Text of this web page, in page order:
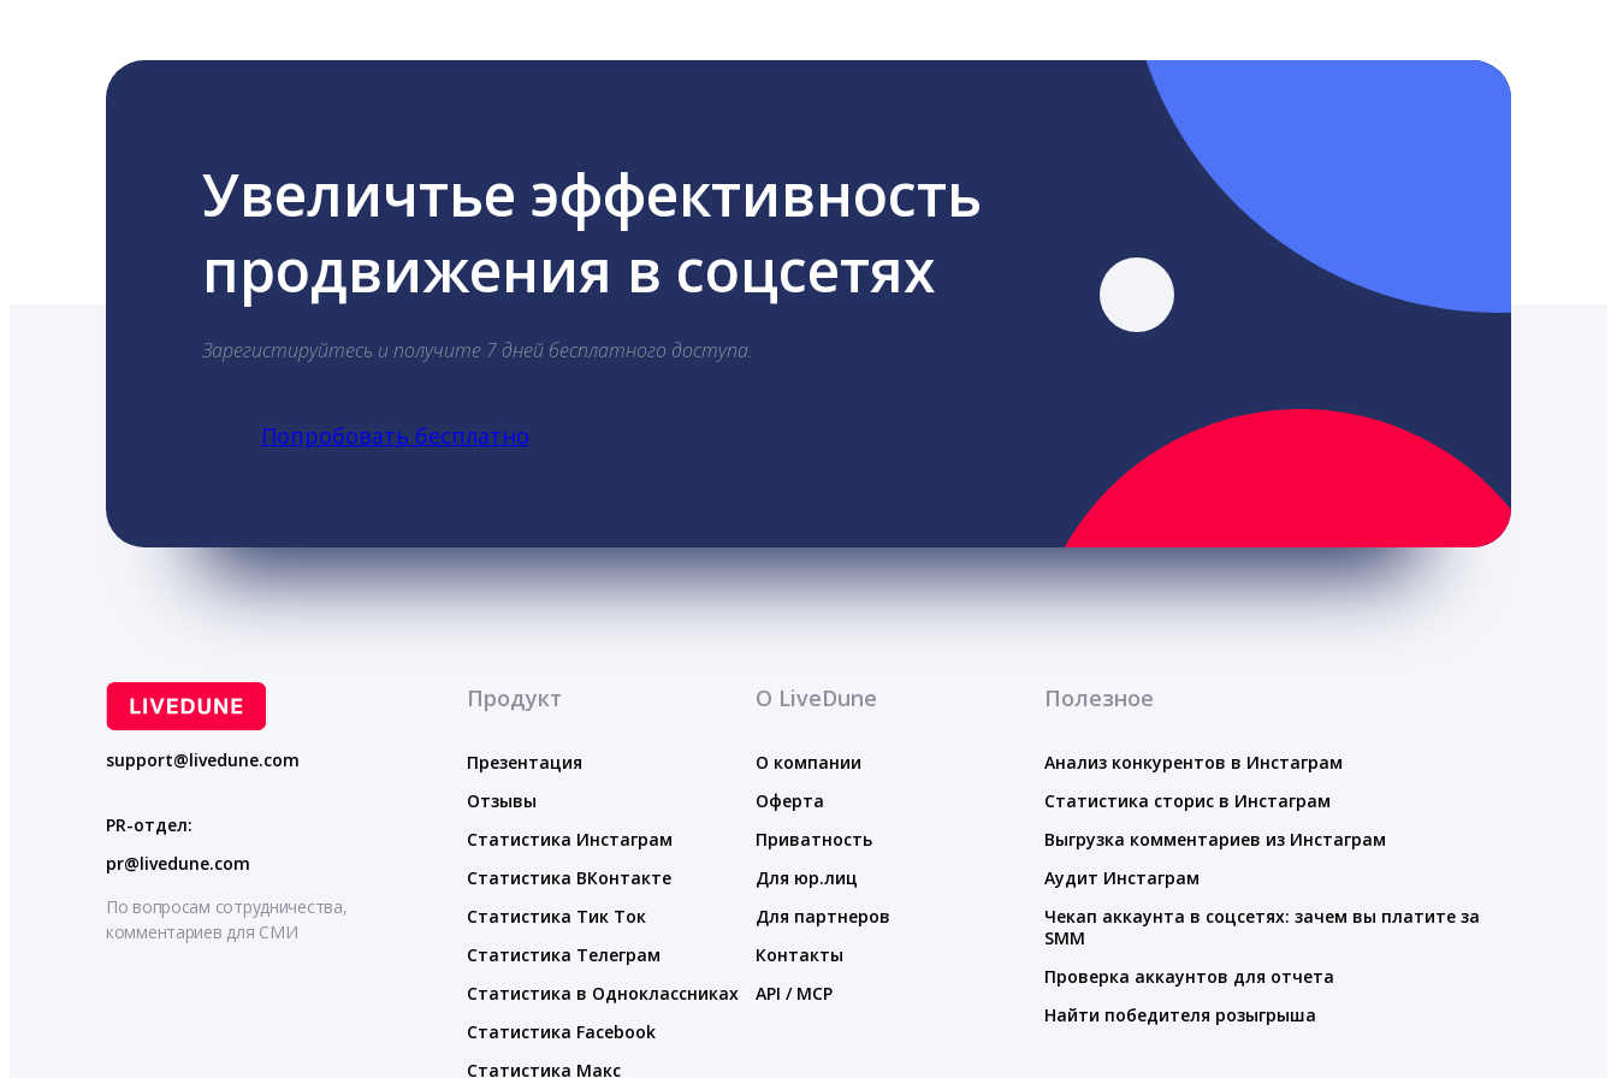
Увеличтье эффективность
продвижения в соцсетях
Зарегистируйтесь и получите 7 дней бесплатного доступа.
Попробовать бесплатно
support@livedune.com
PR-отдел:
pr@livedune.com
По вопросам сотрудничества,
комментариев для СМИ
Продукт
Презентация
Отзывы
Статистика Инстаграм
Статистика ВКонтакте
Статистика Тик Ток
Статистика Телеграм
Статистика в Одноклассниках
Статистика Facebook
Статистика Макс
О LiveDune
О компании
Оферта
Приватность
Для юр.лиц
Для партнеров
Контакты
API / MCP
Полезное
Анализ конкурентов в Инстаграм
Статистика сторис в Инстаграм
Выгрузка комментариев из Инстаграм
Аудит Инстаграм
Чекап аккаунта в соцсетях: зачем вы платите за
SMM
Проверка аккаунтов для отчета
Найти победителя розыгрыша